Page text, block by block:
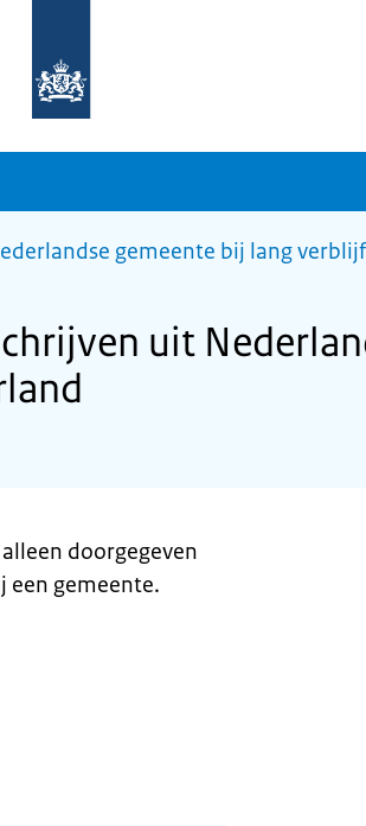
homepage
gemeente bij lang
uit
doorgegeven
een gemeente.